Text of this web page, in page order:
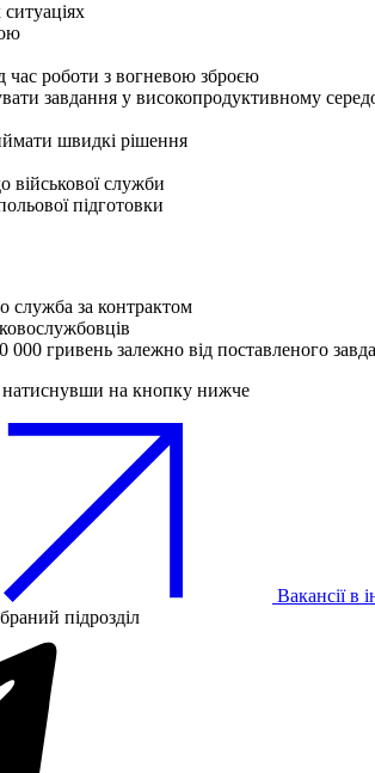
час роботи з вогневою зброєю
завдання у високопродуктивному
швидкі рішення
військової служби
підготовки
служба за контрактом
000 гривень залежно від поставленого
натиснувши на кнопку нижче
Вакансії в
підрозділ